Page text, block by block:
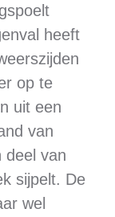
heeft
op te
uit een
van
deel van
sijpelt. De
wel